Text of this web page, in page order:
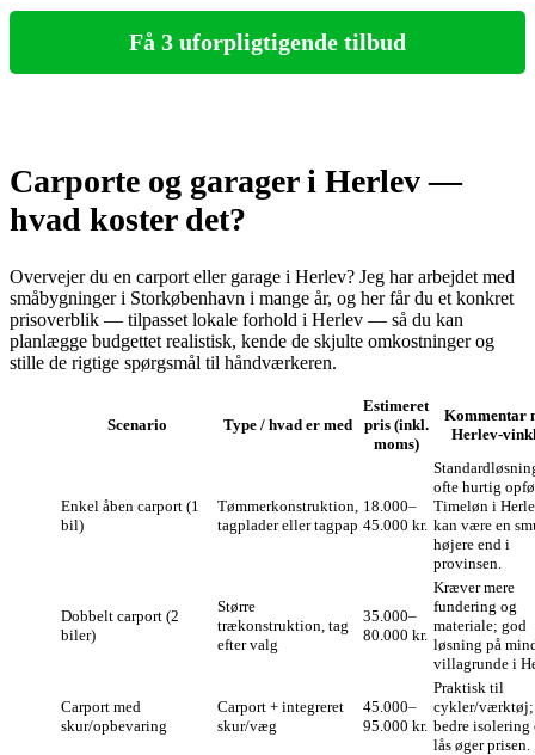
Få 3 uforpligtigende tilbud
Carporte og garager i Herlev —
hvad koster det?
Overvejer du en carport eller garage i Herlev? Jeg har arbejdet med
småbygninger i Storkøbenhavn i mange år, og her får du et konkret
prisoverblik — tilpasset lokale forhold i Herlev — så du kan
planlægge budgettet realistisk, kende de skjulte omkostninger og
stille de rigtige spørgsmål til håndværkeren.
Scenario Type / hvad er med
Estimeret
pris (inkl.
moms)
Kommentar
Enkel åben carport (1
bil)
Tømmerkonstruktion,
tagplader eller tagpap
18.000–
45.000 kr.
ofte hurtig
Timeløn i
kan være en
højere end i
provinsen.
Dobbelt carport (2
biler)
Større
trækonstruktion, tag
efter valg
35.000–
80.000 kr.
Kræver mere
fundering og
materiale; god
løsning på
villagrunde i
Carport med
skur/opbevaring
Carport + integreret
skur/væg
45.000–
95.000 kr.
Praktisk til
cykler/værktøj;
bedre isolering
lås øger prisen.